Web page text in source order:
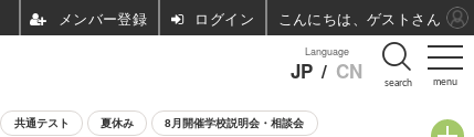
menu
Language
JP / CN search
共通テスト 夏休み 8月開催学校説明会・相談会
ログイン こんにちは、ゲストさん